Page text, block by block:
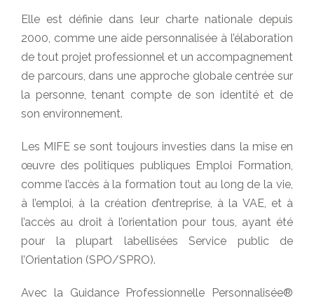
Elle est définie dans leur charte nationale depuis
2000, comme une aide personnalisée à l’élaboration
de tout projet professionnel et un accompagnement
de parcours, dans une approche globale centrée sur
la personne, tenant compte de son identité et de
son environnement.
Les MIFE se sont toujours investies dans la mise en
œuvre des politiques publiques Emploi Formation,
comme l’accès à la formation tout au long de la vie,
à l’emploi, à la création d’entreprise, à la VAE, et à
l’accès au droit à l’orientation pour tous, ayant été
pour la plupart labellisées Service public de
l’Orientation (SPO/SPRO).
Avec la Guidance Professionnelle Personnalisée®